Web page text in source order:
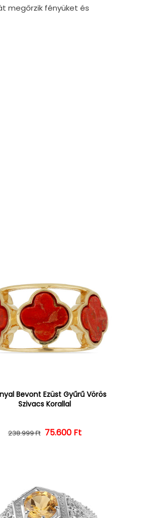
megőrzik fényüket és
Bevont Ezüst Gyűrű Vörös
Szivacs Korallal
Normál ár
238.999 Ft Kedvezményes ár
75.600 Ft